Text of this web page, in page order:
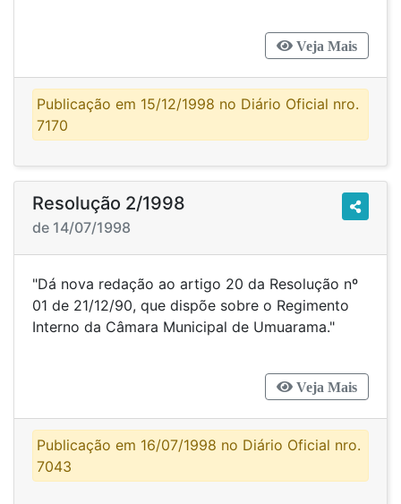
Veja Mais
Publicação em 15/12/1998 no Diário Oficial nro.
7170
Resolução 2/1998
de 14/07/1998
"Dá nova redação ao artigo 20 da Resolução nº
01 de 21/12/90, que dispõe sobre o Regimento
Interno da Câmara Municipal de Umuarama."
Veja Mais
Publicação em 16/07/1998 no Diário Oficial nro.
7043